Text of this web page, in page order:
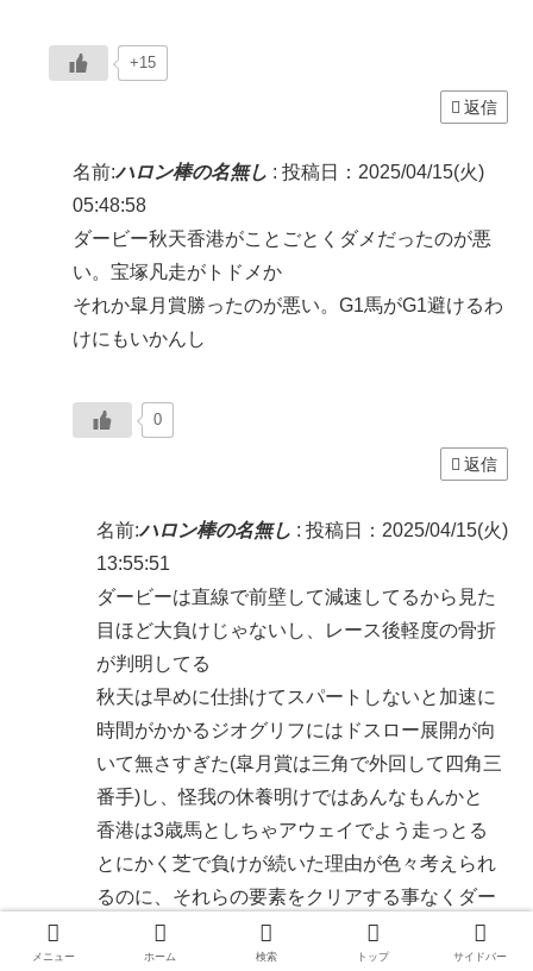
+15
返信
名前:ハロン棒の名無し : 投稿日：2025/04/15(火)
05:48:58
ダービー秋天香港がことごとくダメだったのが悪
い。宝塚凡走がトドメか
それか皐月賞勝ったのが悪い。G1馬がG1避けるわ
けにもいかんし
0
返信
名前:ハロン棒の名無し : 投稿日：2025/04/15(火)
13:55:51
ダービーは直線で前壁して減速してるから見た
目ほど大負けじゃないし、レース後軽度の骨折
が判明してる
秋天は早めに仕掛けてスパートしないと加速に
時間がかかるジオグリフにはドスロー展開が向
いて無さすぎた(皐月賞は三角で外回して四角三
番手)し、怪我の休養明けではあんなもんかと
香港は3歳馬としちゃアウェイでよう走っとる
とにかく芝で負けが続いた理由が色々考えられ
るのに、それらの要素をクリアする事なくダー
トに放り込まれたのが陣営何してんの？って感
メニュー ホーム 検索 トップ サイドバー